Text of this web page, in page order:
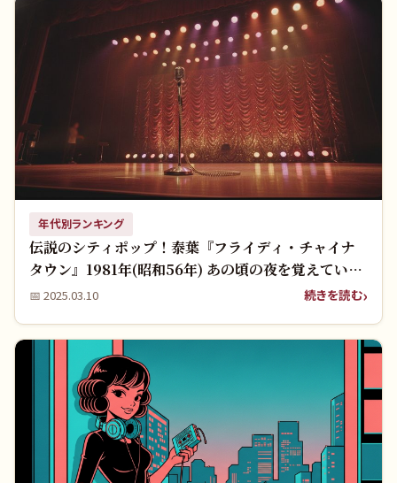
年代別ランキング
伝説のシティポップ！泰葉『フライディ・チャイナ
タウン』1981年(昭和56年) あの頃の夜を覚えていま
すか？
📅 2025.03.10 続きを読む